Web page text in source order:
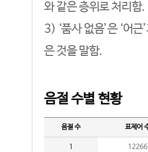
와 같은 층위로 처리함.
3) ‘품사 없음’은 ‘어
은 것을 말함.
음절 수별 현황
음절 수 표제어
1 12266